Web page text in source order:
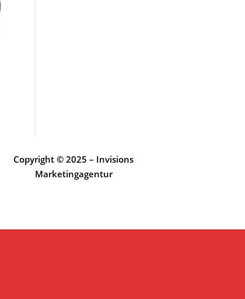
Copyright © 2025 – Invisions
Marketingagentur